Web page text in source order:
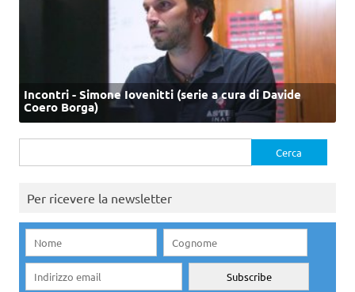
Incontri - Simone Iovenitti (serie a cura di Davide
Coero Borga)
per:
Per ricevere la newsletter